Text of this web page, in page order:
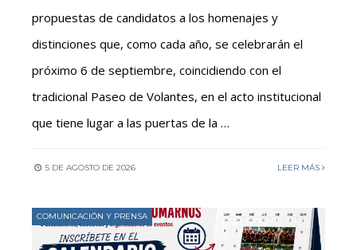
propuestas de candidatos a los homenajes y
distinciones que, como cada año, se celebrarán el
próximo 6 de septiembre, coincidiendo con el
tradicional Paseo de Volantes, en el acto institucional
que tiene lugar a las puertas de la …
5 DE AGOSTO DE 2026 LEER MÁS
COMUNICACIÓN Y PRENSA